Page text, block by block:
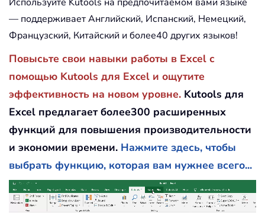
— поддерживает Английский, Испанский, Немецкий,
Французский, Китайский и более40 других языков!
Повысьте свои навыки работы в Excel с
помощью Kutools для Excel и ощутите
эффективность на новом уровне. Kutools для
Excel предлагает более300 расширенных
функций для повышения производительности
и экономии времени. Нажмите здесь, чтобы
выбрать функцию, которая вам нужнее всего...